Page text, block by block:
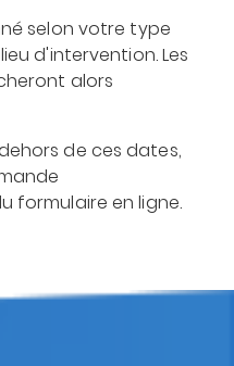
selon votre type
d'intervention. Les
alors
de ces dates,
formulaire en ligne.